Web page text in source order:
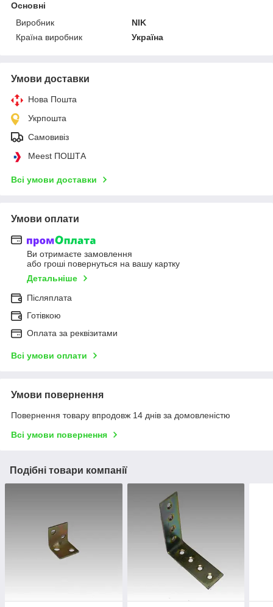
Основні
Виробник
NIK
Країна виробник
Україна
Умови доставки
Нова Пошта
Укрпошта
Самовивіз
Meest ПОШТА
Всі умови доставки
Умови оплати
Ви отримаєте замовлення
або гроші повернуться на вашу картку
Детальніше
Післяплата
Готівкою
Оплата за реквізитами
Всі умови оплати
Умови повернення
Повернення товару впродовж 14 днів за домовленістю
Всі умови повернення
Подібні товари компанії